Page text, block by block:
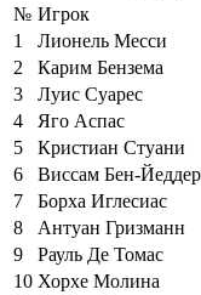
№ Игрок
1
Лионель Месси
2
Карим Бензема
3
Луис Суарес
4
Яго Аспас
5
Кристиан Стуани
6
Виссам Бен-Йеддер
7
Борха Иглесиас
8
Антуан Гризманн
9
Рауль Де Томас
10 Хорхе Молина